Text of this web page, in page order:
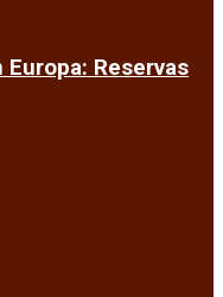
Reservas